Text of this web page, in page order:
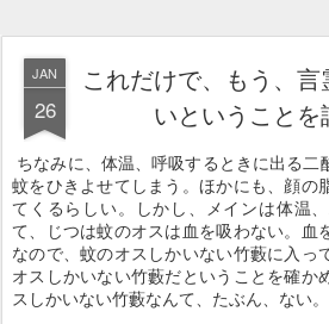
JAN
26
これだけで、もう、
いということを
ちなみに、体温、呼吸するときに出る二
蚊をひきよせてしまう。ほかにも、顔の
てくるらしい。しかし、メインは体温
て、じつは蚊のオスは血を吸わない。血
なので、蚊のオスしかいない竹藪に入っ
オスしかいない竹藪だということを確か
スしかいない竹藪なんて、たぶん、ない。